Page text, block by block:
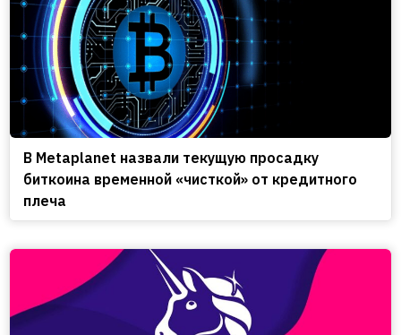
В Metaplanet назвали текущую просадку
биткоина временной «чисткой» от кредитного
плеча